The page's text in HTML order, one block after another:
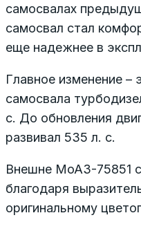
самосвалах
самосвал стал
еще надежнее в
Главное изменение –
самосвала
с. До обновления
развивал 535 л. с.
Внешне МоАЗ-75851
благодаря
оригинальному